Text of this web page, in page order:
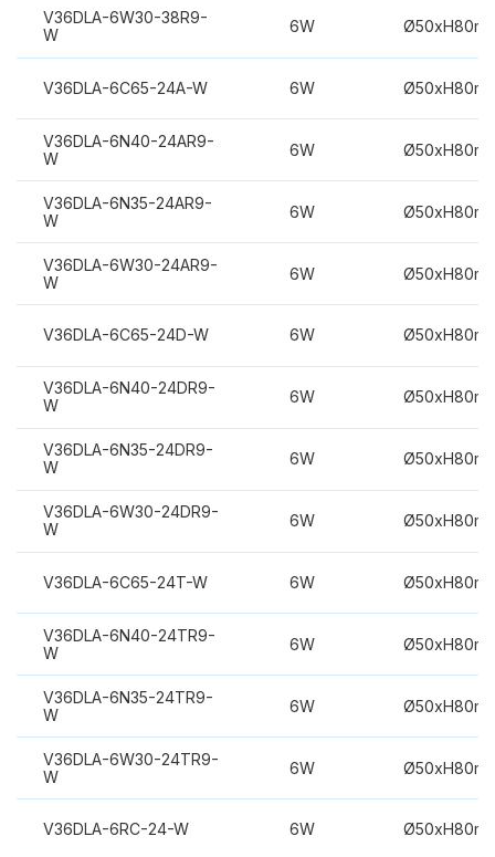
V36DLA-6W30-38R9-
W
6W
V36DLA-6C65-24A-W 6W
V36DLA-6N40-24AR9-
W
6W
V36DLA-6N35-24AR9-
W
6W
V36DLA-6W30-24AR9-
W
6W
V36DLA-6C65-24D-W 6W
V36DLA-6N40-24DR9-
W
6W
V36DLA-6N35-24DR9-
W
6W
V36DLA-6W30-24DR9-
W
6W
V36DLA-6C65-24T-W 6W
V36DLA-6N40-24TR9-
W
6W
V36DLA-6N35-24TR9-
W
6W
V36DLA-6W30-24TR9-
W
6W
V36DLA-6RC-24-W 6W